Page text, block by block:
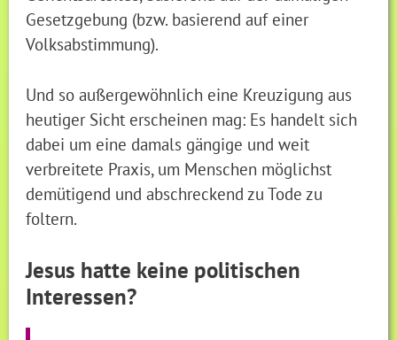
Gesetzgebung (bzw. basierend auf einer
Volksabstimmung).
Und so außergewöhnlich eine Kreuzigung aus
heutiger Sicht erscheinen mag: Es handelt sich
dabei um eine damals gängige und weit
verbreitete Praxis, um Menschen möglichst
demütigend und abschreckend zu Tode zu
foltern.
Jesus hatte keine politischen
Interessen?